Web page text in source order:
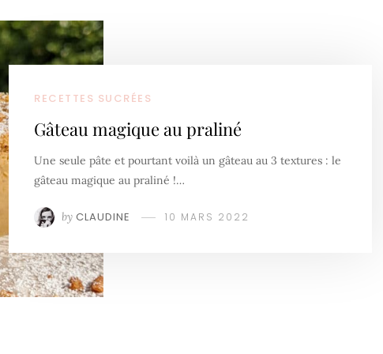
RECETTES SUCRÉES
Gâteau magique au praliné
Une seule pâte et pourtant voilà un gâteau au 3 textures : le
gâteau magique au praliné !…
by CLAUDINE 10 MARS 2022